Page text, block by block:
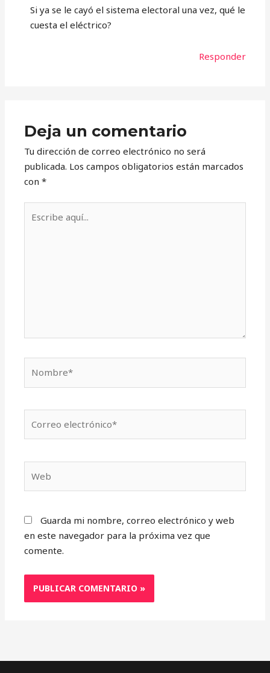
Si ya se le cayó el sistema electoral una vez, qué le
cuesta el eléctrico?
Responder
Deja un comentario
Tu dirección de correo electrónico no será
publicada. Los campos obligatorios están marcados
con*
aquí...
electrónico*
Guarda mi nombre, correo electrónico y web
en este navegador para la próxima vez que
comente.